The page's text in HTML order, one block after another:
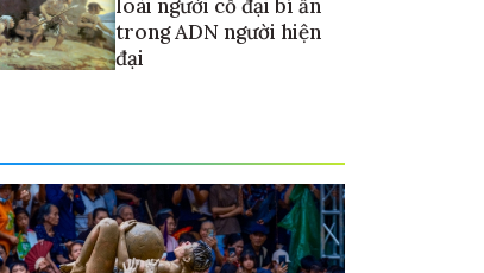
loài người cổ đại bí ẩn
trong ADN người hiện
đại